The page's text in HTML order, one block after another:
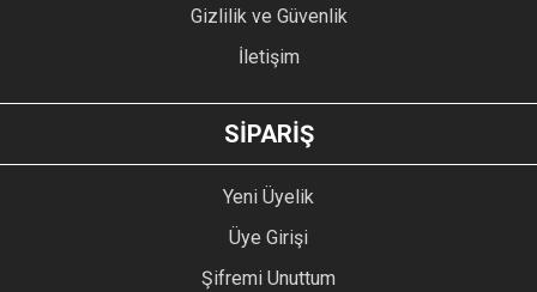
GÖNDER
Gizlilik ve Güvenlik
İletişim
SİPARİŞ
Yeni Üyelik
Üye Girişi
Şifremi Unuttum